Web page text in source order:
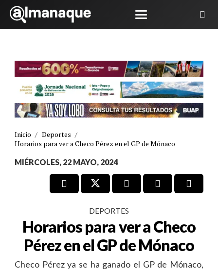
Inicio / Deportes /
Horarios para ver a Checo Pérez en el GP de Mónaco
MIÉRCOLES, 22 MAYO, 2024
DEPORTES
Horarios para ver a Checo
Pérez en el GP de Mónaco
Checo Pérez ya se ha ganado el GP de Mónaco,